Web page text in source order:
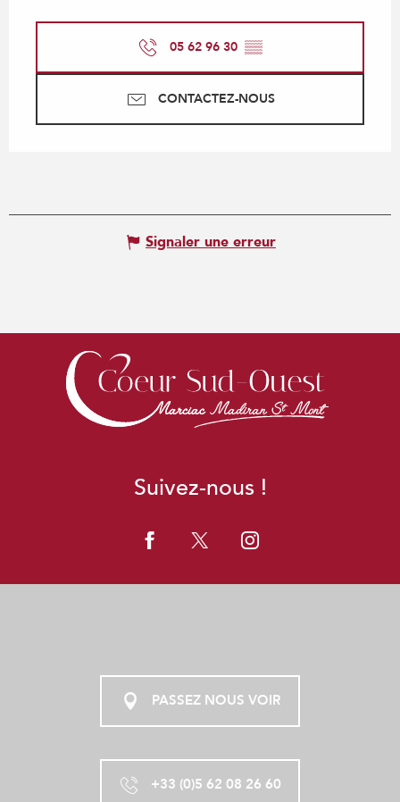
05 62 96 30 ▒▒
CONTACTEZ-NOUS
Signaler une erreur
Suivez-nous !
PASSEZ NOUS VOIR
+33 (0)5 62 08 26 60